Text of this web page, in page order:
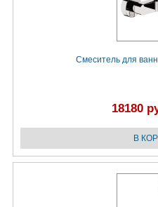
Смеситель для
18180